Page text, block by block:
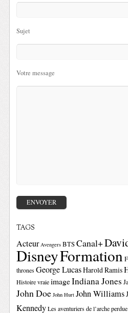
Sujet
Votre message
TAGS
Acteur Avengers BTSCanal+
DisneyFormation
thrones George LucasHarold Ramis
Histoire vraie imageIndiana Jones
John Doe John Hurt John Williams
Kennedy Les aventuriers de l’arche perdue